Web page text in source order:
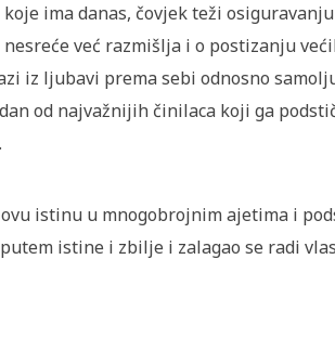
ima danas, čovjek teži
već razmišlja i o postizanju
iz ljubavi prema sebi odnosno
od najvažnijih činilaca koji ga
istinu u mnogobrojnim ajetima i
istine i zbilje i zalagao se radi